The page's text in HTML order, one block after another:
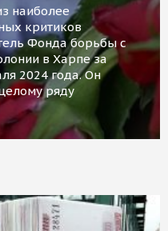
наиболее
критиков
Фонда борьбы с
в Харпе за
2024 года. Он
ряду